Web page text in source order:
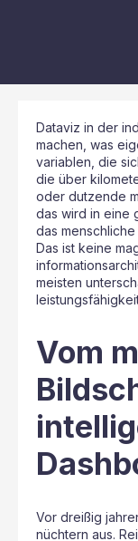
Dataviz in der
machen, was
variablen, die
die über
oder dutzende
das wird in eine
das
Das ist keine
meisten
Vom
Vor dreißig
nüchtern aus.